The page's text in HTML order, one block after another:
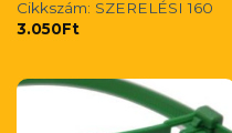
Cikkszám: SZERELÉSI 160
3.050Ft